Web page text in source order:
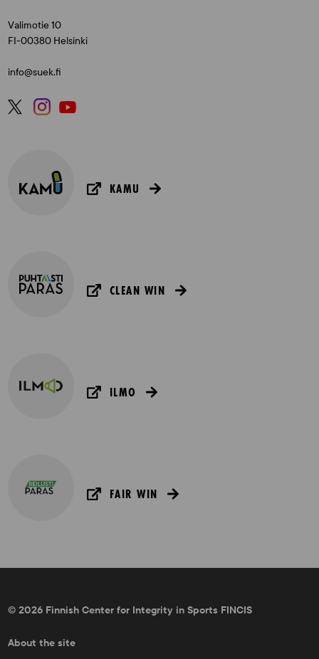
Valimotie 10
FI-00380 Helsinki
info@suek.fi
KAMU
CLEAN WIN
ILMO
FAIR WIN
© 2026 Finnish Center for Integrity in Sports FINCIS
About the site